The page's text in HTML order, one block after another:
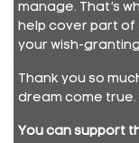
manage. That’s
help cover part of
your wish-
Thank you so
dream come true.
You can support